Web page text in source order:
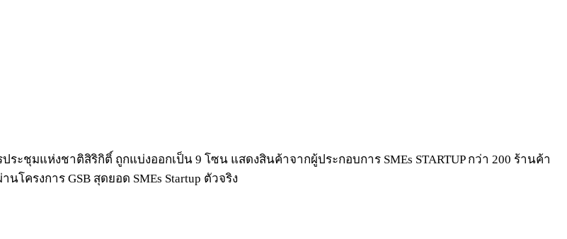
ระชุมแห่งชาติสิริกิติ์ ถูกแบ่งออกเป็น 9 โซน แสดงสินค้าจากผู้ประกอบการ SMEs STARTUP กว่า 200 ร้านค้า
โครงการ GSB สุดยอด SMEs Startup ตัวจริง